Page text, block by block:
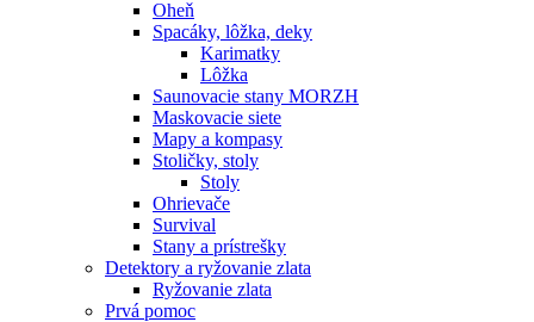
Oheň
Spacáky, lôžka, deky
Karimatky
Lôžka
Saunovacie stany MORZH
Maskovacie siete
Mapy a kompasy
Stoličky, stoly
Stoly
Ohrievače
Survival
Stany a prístrešky
Detektory a ryžovanie zlata
Ryžovanie zlata
Prvá pomoc